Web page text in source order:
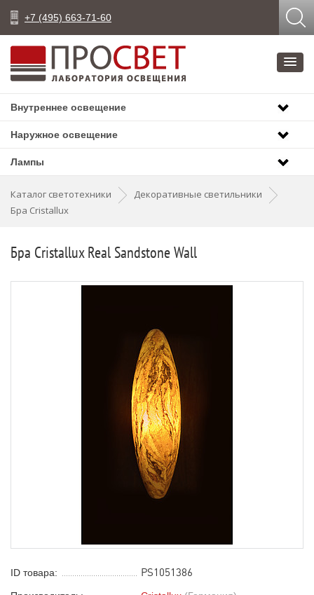
+7 (495) 663-71-60
Внутреннее освещение
Наружное освещение
Лампы
Каталог светотехники
Декоративные светильники
Бра Cristallux
Бра Cristallux Real Sandstone Wall
ID товара: PS1051386